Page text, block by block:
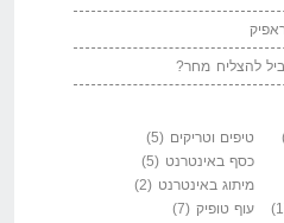
להצליח מחר?
טיפים וטריקים (5)
כסף באינטרנט (5)
מיתוג באינטרנט (2)
עוף טופיק (7)